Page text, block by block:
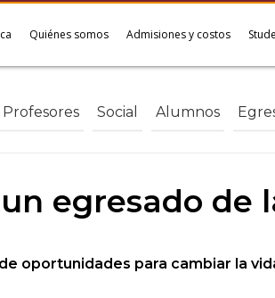
Quiénes somos Admisiones y costos
Profesores Social Alumnos
egresado de
oportunidades para cambiar la